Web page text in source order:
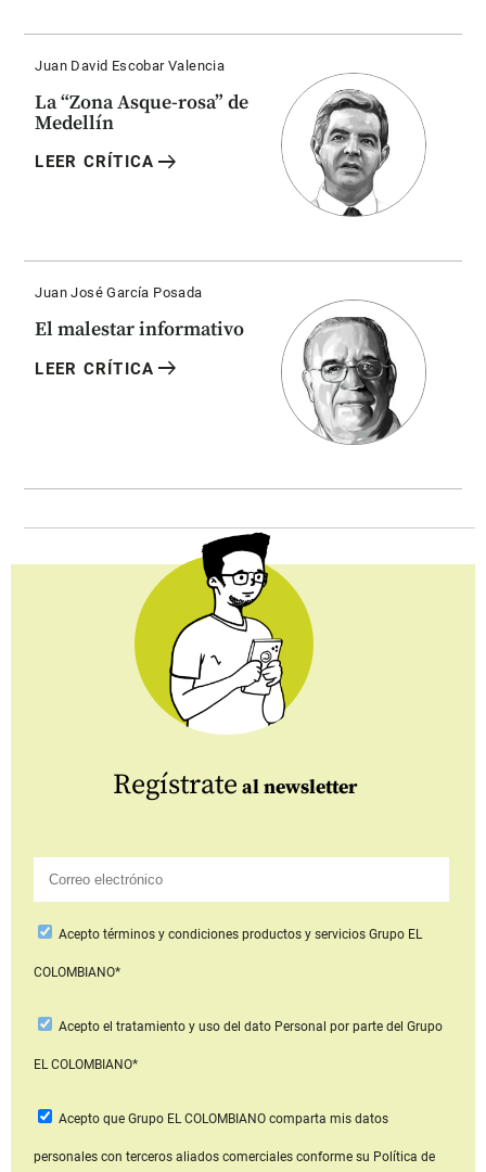
Juan David Escobar Valencia
La “Zona Asque-rosa” de
Medellín
LEER CRÍTICA arrow_right_alt
Juan José García Posada
El malestar informativo
LEER CRÍTICA arrow_right_alt
Regístrate al newsletter
Aceptotérminos y condiciones productos y serviciosGrupo EL
COLOMBIANO*
Acepto el tratamiento y uso del dato Personal por parte del Grupo
EL COLOMBIANO*
Acepto que Grupo EL COLOMBIANOcomparta mis datos
personales con terceros aliados comerciales conforme su Política de